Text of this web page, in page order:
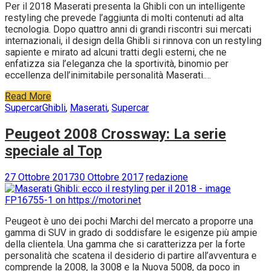
Per il 2018 Maserati presenta la Ghibli con un intelligente
restyling che prevede l’aggiunta di molti contenuti ad alta
tecnologia. Dopo quattro anni di grandi riscontri sui mercati
internazionali, il design della Ghibli si rinnova con un restyling
sapiente e mirato ad alcuni tratti degli esterni, che ne
enfatizza sia l’eleganza che la sportività, binomio per
eccellenza dell’inimitabile personalità Maserati.…
Read More
SupercarGhibli, Maserati, Supercar
Peugeot 2008 Crossway: La serie
speciale al Top
27 Ottobre 201730 Ottobre 2017 redazione
Peugeot è uno dei pochi Marchi del mercato a proporre una
gamma di SUV in grado di soddisfare le esigenze più ampie
della clientela. Una gamma che si caratterizza per la forte
personalità che scatena il desiderio di partire all’avventura e
comprende la 2008, la 3008 e la Nuova 5008, da poco in